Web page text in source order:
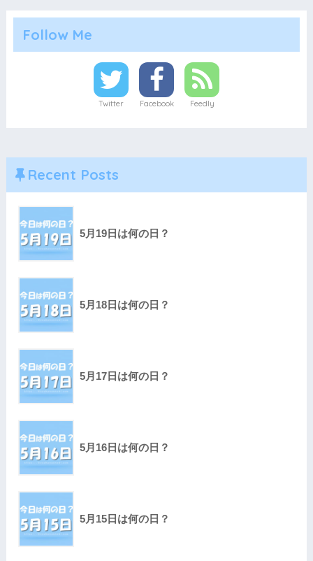
Follow Me
Twitter Facebook Feedly
Recent Posts
5月19日は何の日？
5月18日は何の日？
5月17日は何の日？
5月16日は何の日？
5月15日は何の日？